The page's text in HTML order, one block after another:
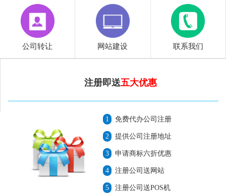
公司转让 网站建设 联系我们
注册即送五大优惠
1 免费代办公司注册
2 提供公司注册地址
3 申请商标六折优惠
4 注册公司送网站
5 注册公司送POS机